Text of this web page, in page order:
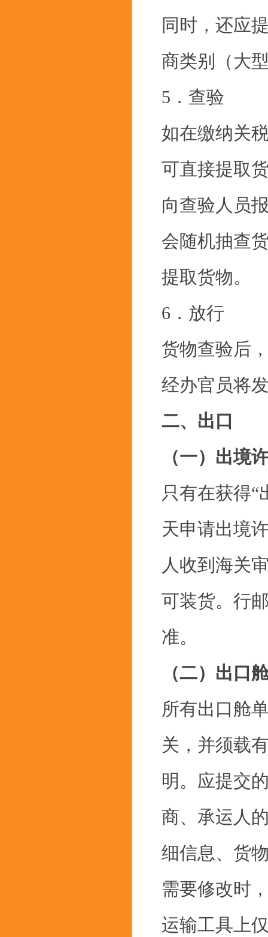
同时，还应
商类别（大
5．查验
如在缴纳关
可直接提取
向查验人员
会随机抽查
提取货物。
6．放行
货物查验后
经办官员将
二、出口
（一）出境
只有在获得“
天申请出境
人收到海关
可装货。行
准。
（二）出口
所有出口舱
关，并须载
明。应提交
商、承运人
细信息、货
需要修改时
运输工具上